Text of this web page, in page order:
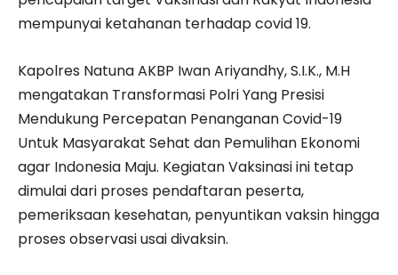
mempunyai ketahanan terhadap covid 19.
Kapolres Natuna AKBP Iwan Ariyandhy, S.I.K., M.H
mengatakan Transformasi Polri Yang Presisi
Mendukung Percepatan Penanganan Covid-19
Untuk Masyarakat Sehat dan Pemulihan Ekonomi
agar Indonesia Maju. Kegiatan Vaksinasi ini tetap
dimulai dari proses pendaftaran peserta,
pemeriksaan kesehatan, penyuntikan vaksin hingga
proses observasi usai divaksin.